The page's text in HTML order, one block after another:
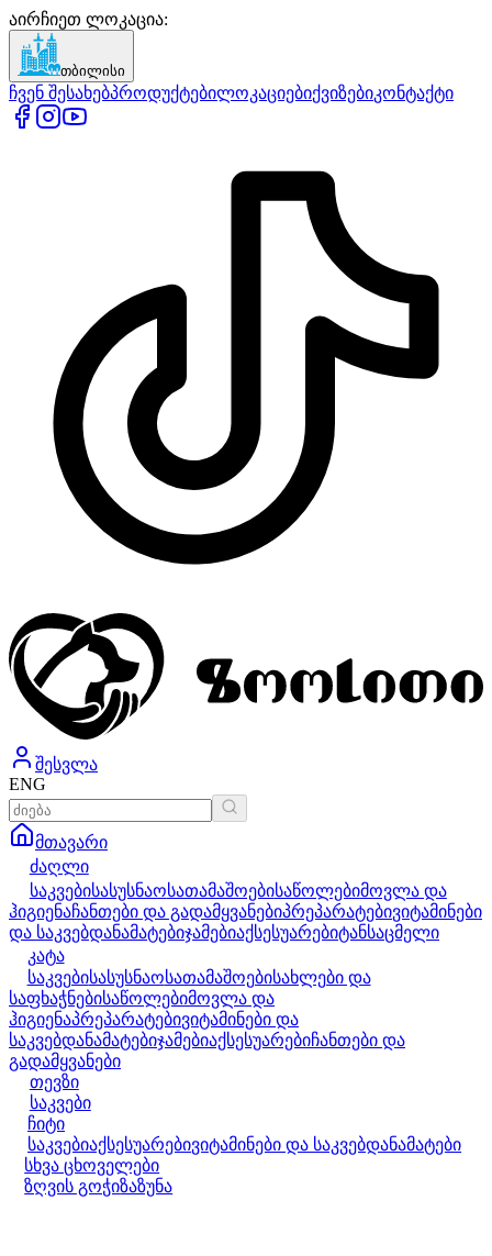
აირჩიეთ ლოკაცია:
თბილისი
ჩვენ შესახებპროდუქტებილოკაციებიქვიზებიკონტაქტი
შესვლა
ENG
მთავარი
ძაღლი
საკვებისასუსნაოსათამაშოებისაწოლებიმოვლა და
ჰიგიენაჩანთები და გადამყვანებიპრეპარატებივიტამინები
და საკვებდანამატებიჯამებიაქსესუარებიტანსაცმელი
კატა
საკვებისასუსნაოსათამაშოებისახლები და
საფხაჭნებისაწოლებიმოვლა და
ჰიგიენაპრეპარატებივიტამინები და
საკვებდანამატებიჯამებიაქსესუარებიჩანთები და
გადამყვანები
თევზი
საკვები
ჩიტი
საკვებიაქსესუარებივიტამინები და საკვებდანამატები
სხვა ცხოველები
ზღვის გოჭიზაზუნა